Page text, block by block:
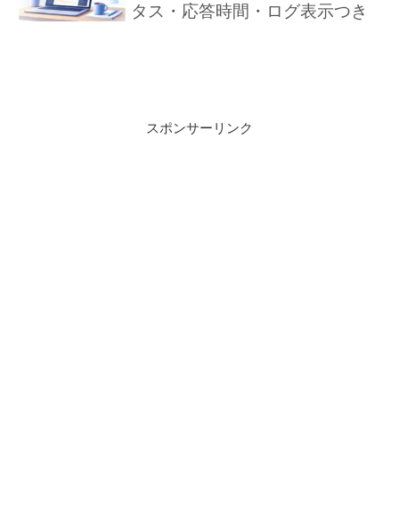
タス・応答時間・ログ表示つき
スポンサーリンク